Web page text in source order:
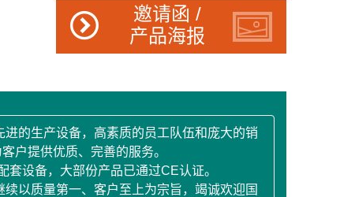
邀请函 /
产品海报
的生产设备，高素质的员工队伍和庞大的销
户提供优质、完善的服务。
设备，大部份产品已通过CE认证。
以质量第一、客户至上为宗旨，竭诚欢迎国